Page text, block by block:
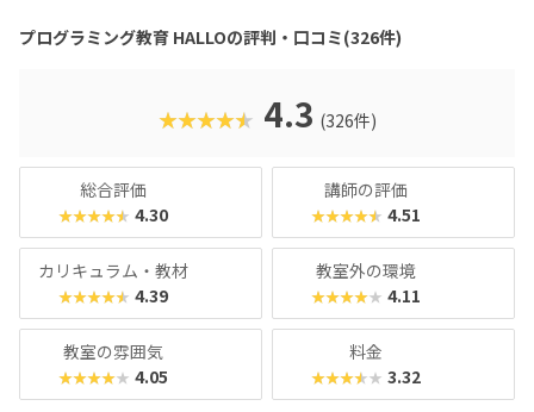
るスクールをお探しのご家庭にぴったりのスクールです。ま
た、運営元のやる気スイッチグループといえば、子どもの性
名。学習計画や講師とのマッチングに使われるそうで、「教
材はいいけど、先生との相性が……」なんてトラブルも極力
くの教室に足を運んでみてくださいね。
プログラミング教育 HALLOの評判・口コミ(326件)
★★★★★ 4.3 (326件)
総合評価
★★★★★ 4.30
講師の評価
★★★★★ 4.51
カリキュラム・教材
★★★★★ 4.39
教室外の環境
★★★★★ 4.11
教室の雰囲気
★★★★★ 4.05
料金
★★★★★ 3.32